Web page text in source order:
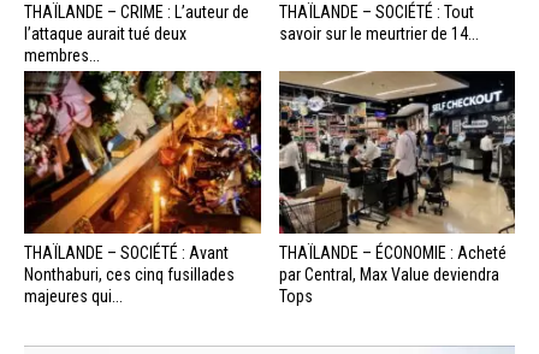
THAÏLANDE – CRIME : L’auteur de
l’attaque aurait tué deux
membres...
THAÏLANDE – SOCIÉTÉ : Tout
savoir sur le meurtrier de 14...
THAÏLANDE – SOCIÉTÉ : Avant
Nonthaburi, ces cinq fusillades
majeures qui...
THAÏLANDE – ÉCONOMIE : Acheté
par Central, Max Value deviendra
Tops